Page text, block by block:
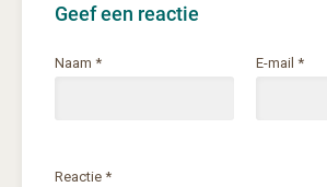
Geef een reactie
Naam * E-mail *
Reactie *